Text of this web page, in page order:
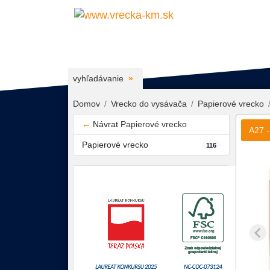
vyhľadávanie
Domov Vrecko do vysávača Papierové vrecko
← Návrat Papierové vrecko
Papierové vrecko 116
A27